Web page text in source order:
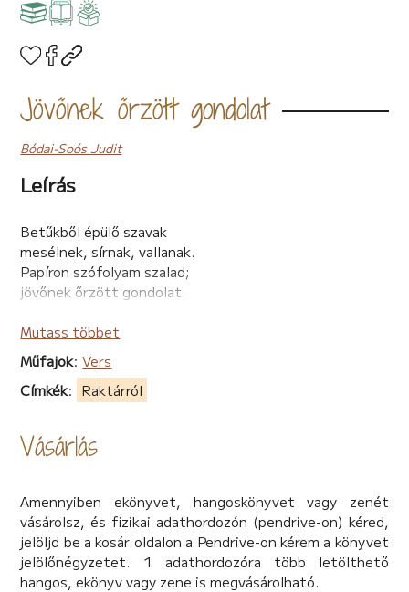
Jövőnek őrzött gondolat
Bódai-Soós Judit
Leírás
Betűkből épülő szavak
mesélnek, sírnak, vallanak.
Papíron szófolyam szalad;
jövőnek őrzött gondolat.
érintő sorok, melyek sóhajokat, könnyeket, reményt és
mosolyt fakasztanak az olvasóban. Olykor egészen
mélyre húznak, ám mégis felemelnek, mert ez
lélekvarázslat, mely a költészet erejével a legsötétebb
Mutass többet
Műfajok:Vers
Címkék: Raktárról
Vásárlás
Amennyiben ekönyvet, hangoskönyvet vagy zenét
vásárolsz, és fizikai adathordozón (pendrive-on) kéred,
jelöljd be a kosár oldalon a Pendrive-on kérem a könyvet
jelölőnégyzetet. 1 adathordozóra több letölthető
hangos, ekönyv vagy zene is megvásárolható.